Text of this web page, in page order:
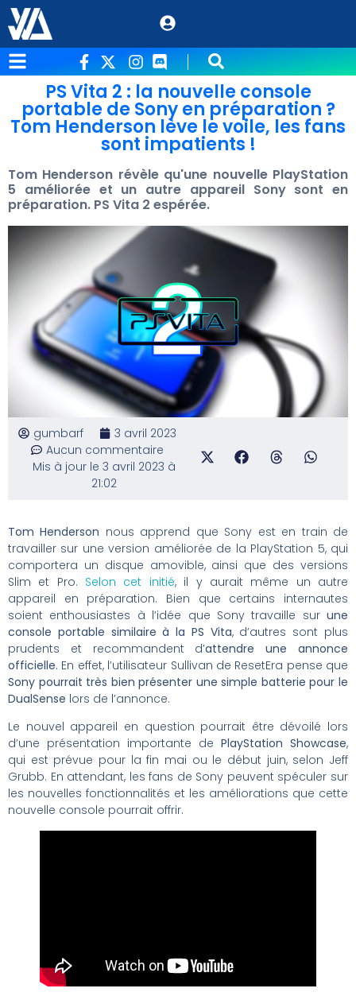
PS Vita 2 : la nouvelle console
portable de Sony en préparation ?
Tom Henderson lève le voile, les fans
sont impatients !
Tom Henderson révèle qu'une nouvelle PlayStation
5 améliorée et un autre appareil Sony sont en
préparation. PS Vita 2 espérée.
gumbarf
3 avril 2023
Aucun commentaire
Mis à jour le 3 avril 2023 à
21:02
Tom Henderson nous apprend que Sony est en train de
travailler sur une version améliorée de la PlayStation 5, qui
comportera un disque amovible, ainsi que des versions
Slim et Pro. Selon cet initié, il y aurait même un autre
appareil en préparation. Bien que certains internautes
soient enthousiastes à l’idée que Sony travaille sur une
console portable similaire à la PS Vita, d’autres sont plus
prudents et recommandent d’attendre une annonce
officielle. En effet, l’utilisateur Sullivan de ResetEra pense que
Sony pourrait très bien présenter une simple batterie pour le
DualSense lors de l’annonce.
Le nouvel appareil en question pourrait être dévoilé lors
d’une présentation importante de PlayStation Showcase,
qui est prévue pour la fin mai ou le début juin, selon Jeff
Grubb. En attendant, les fans de Sony peuvent spéculer sur
les nouvelles fonctionnalités et les améliorations que cette
nouvelle console pourrait offrir.